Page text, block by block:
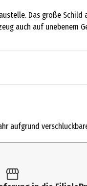
Das große
auch auf
aufgrund